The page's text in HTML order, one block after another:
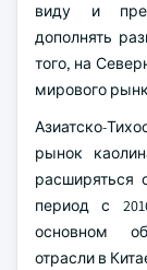
виду и
дополнять
того, на
мирового
Азиатско-
рынок
расширяться
период с
основном
отрасли в